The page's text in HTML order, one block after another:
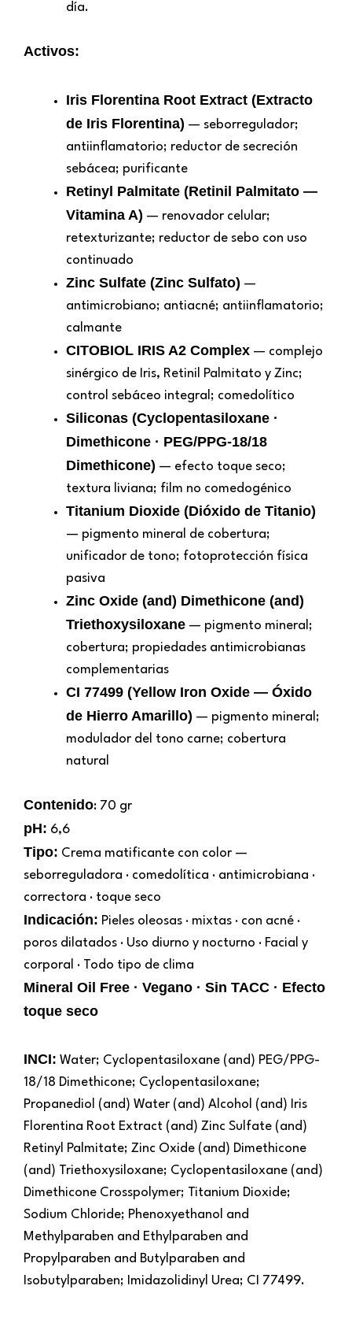
día.
Activos:
Iris Florentina Root Extract (Extracto
de Iris Florentina) — seborregulador;
antiinflamatorio; reductor de secreción
sebácea; purificante
Retinyl Palmitate (Retinil Palmitato —
Vitamina A) — renovador celular;
retexturizante; reductor de sebo con uso
continuado
Zinc Sulfate (Zinc Sulfato) —
antimicrobiano; antiacné; antiinflamatorio;
calmante
CITOBIOL IRIS A2 Complex — complejo
sinérgico de Iris, Retinil Palmitato y Zinc;
control sebáceo integral; comedolítico
Siliconas (Cyclopentasiloxane ·
Dimethicone · PEG/PPG-18/18
Dimethicone) — efecto toque seco;
textura liviana; film no comedogénico
Titanium Dioxide (Dióxido de Titanio)
— pigmento mineral de cobertura;
unificador de tono; fotoprotección física
pasiva
Zinc Oxide (and) Dimethicone (and)
Triethoxysiloxane — pigmento mineral;
cobertura; propiedades antimicrobianas
complementarias
CI 77499 (Yellow Iron Oxide — Óxido
de Hierro Amarillo) — pigmento mineral;
modulador del tono carne; cobertura
natural
Contenido: 70 gr
pH: 6,6
Tipo: Crema matificante con color —
seborreguladora · comedolítica · antimicrobiana ·
correctora · toque seco
Indicación: Pieles oleosas · mixtas · con acné ·
poros dilatados · Uso diurno y nocturno · Facial y
corporal · Todo tipo de clima
Mineral Oil Free · Vegano · Sin TACC · Efecto
toque seco
INCI: Water; Cyclopentasiloxane (and) PEG/PPG-
18/18 Dimethicone; Cyclopentasiloxane;
Propanediol (and) Water (and) Alcohol (and) Iris
Florentina Root Extract (and) Zinc Sulfate (and)
Retinyl Palmitate; Zinc Oxide (and) Dimethicone
(and) Triethoxysiloxane; Cyclopentasiloxane (and)
Dimethicone Crosspolymer; Titanium Dioxide;
Sodium Chloride; Phenoxyethanol and
Methylparaben and Ethylparaben and
Propylparaben and Butylparaben and
Isobutylparaben; Imidazolidinyl Urea; CI 77499.